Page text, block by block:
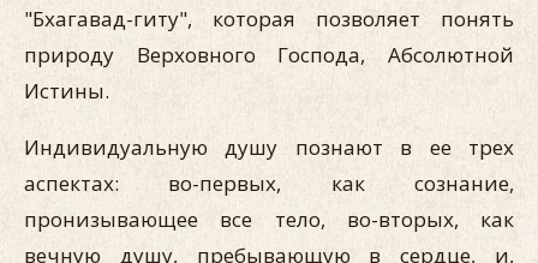
"Бхагавад-гиту", которая позволяет понять
природу Верховного Господа, Абсолютной
Истины.
Индивидуальную душу познают в ее трех
аспектах: во-первых, как сознание,
пронизывающее все тело, во-вторых, как
вечную душу, пребывающую в сердце, и,